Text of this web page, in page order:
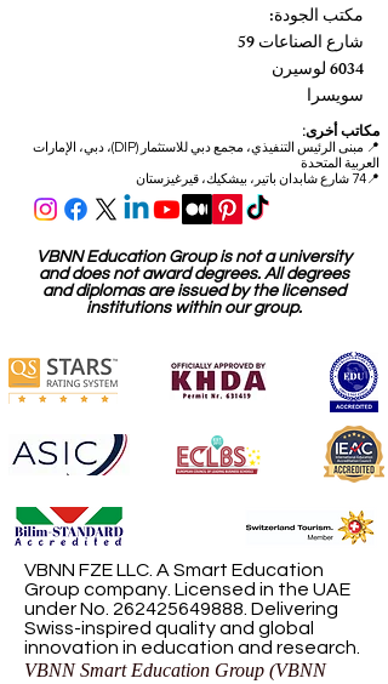
مكتب الجودة:
شارع الصناعات 59
6034 لوسيرن
سويسرا
مكاتب أخرى:
📍
مبنى الرئيس التنفيذي، مجمع دبي للاستثمار (DIP)، دبي، الإمارات
العربية المتحدة
📍74 شارع شابدان باتير، بيشكيك، قيرغيزستان
VBNN Education Group is not a university
and does not award degrees. All degrees
and diplomas are issued by the licensed
institutions within our group.
VBNN FZE LLC. A Smart Education
Group company. Licensed in the UAE
under No. 262425649888 . Delivering
Swiss-inspired quality and global
innovation in education and research.
VBNN Smart Education Group (VBNN